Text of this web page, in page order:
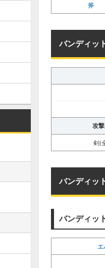
斧
バンディッ
攻
剣(
バンディッ
バンディッ